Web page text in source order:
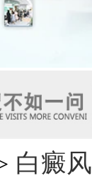
白癜